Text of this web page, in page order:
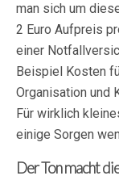
man sich um
2 Euro Aufpreis
einer
Beispiel Kosten
Organisation und
Für wirklich
einige Sorgen
Der Ton macht